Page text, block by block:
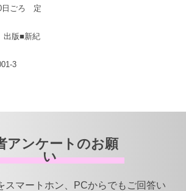
日ごろ 定
版■新紀
3
アンケートのお願
い
スマートホン、PCからでもご回答い